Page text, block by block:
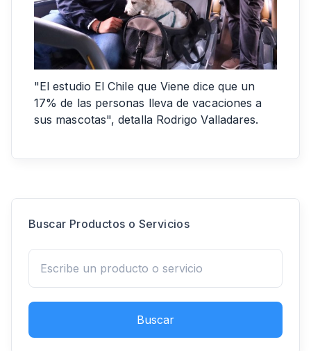
"El estudio El Chile que Viene dice que un
17% de las personas lleva de vacaciones a
sus mascotas", detalla Rodrigo Valladares.
Buscar Productos o Servicios
Buscar